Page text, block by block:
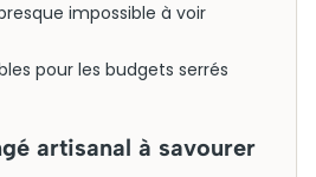
impossible à voir
pour les budgets serrés
artisanal à savourer